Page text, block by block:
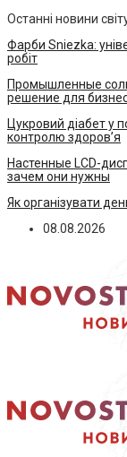
Останні новини
Фарби Sniezka:
робіт
Промышленные
решение для
Цукровий діабет у
контролю здоров’я
Настенные LCD-
зачем они нужны
Як організувати
08.08.2026